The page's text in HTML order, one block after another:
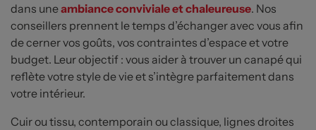
dans uneambiance conviviale et chaleureuse. Nos
conseillers prennent le temps d’échanger avec vous afin
de cerner vos goûts, vos contraintes d’espace et votre
budget. Leur objectif : vous aider à trouver un canapé qui
reflète votre style de vie et s’intègre parfaitement dans
votre intérieur.
Cuir ou tissu, contemporain ou classique, lignes droites